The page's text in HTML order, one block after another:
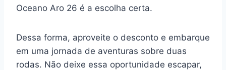
Oceano Aro 26 é a escolha certa.
Dessa forma, aproveite o desconto e embarque
em uma jornada de aventuras sobre duas
rodas. Não deixe essa oportunidade escapar,